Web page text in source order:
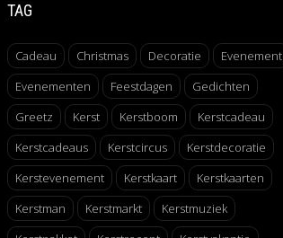
TAG
Cadeau Christmas Decoratie
Evenement
Evenementen
Feestdagen
Gedichten
Greetz
Kerst Kerstboom
Kerstcadeau
Kerstcadeaus
Kerstcircus
Kerstdecoratie
Kerstevenement
Kerstkaart
Kerstkaarten
Kerstman
Kerstmarkt
Kerstmuziek